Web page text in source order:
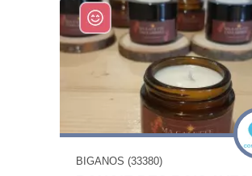
BIGANOS (33380)